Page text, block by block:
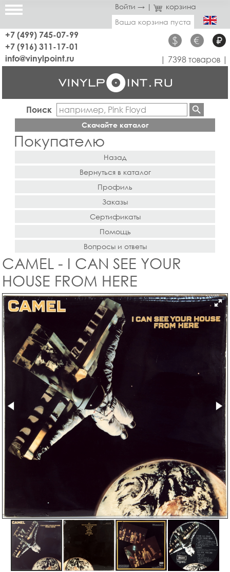
Войти → |
корзина
Ваша корзина пуста
+7 (499) 745-07-99
+7 (916) 311-17-01
$ € ₽
info@vinylpoint.ru | 7398 товаров |
Поиск
Скачайте каталог
Покупателю
Назад
Вернуться в каталог
Профиль
Заказы
Сертификаты
Помощь
Вопросы и ответы
CAMEL - I CAN SEE YOUR
HOUSE FROM HERE